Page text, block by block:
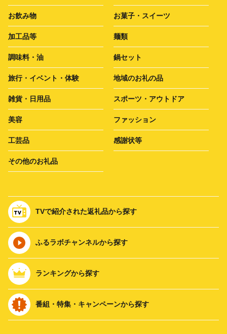
お飲み物 お菓子・スイーツ
加工品等 麺類
調味料・油 鍋セット
旅行・イベント・体験 地域のお礼の品
雑貨・日用品 スポーツ・アウトドア
美容 ファッション
工芸品 感謝状等
その他のお礼品
TVで紹介された返礼品から探す
ふるラボチャンネルから探す
ランキングから探す
番組・特集・キャンペーンから探す